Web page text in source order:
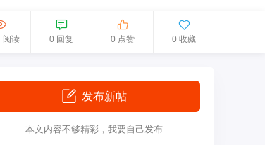
阅读 0 回复 0 点赞 0 收藏
发布新帖
本文内容不够精彩，我要自己发布